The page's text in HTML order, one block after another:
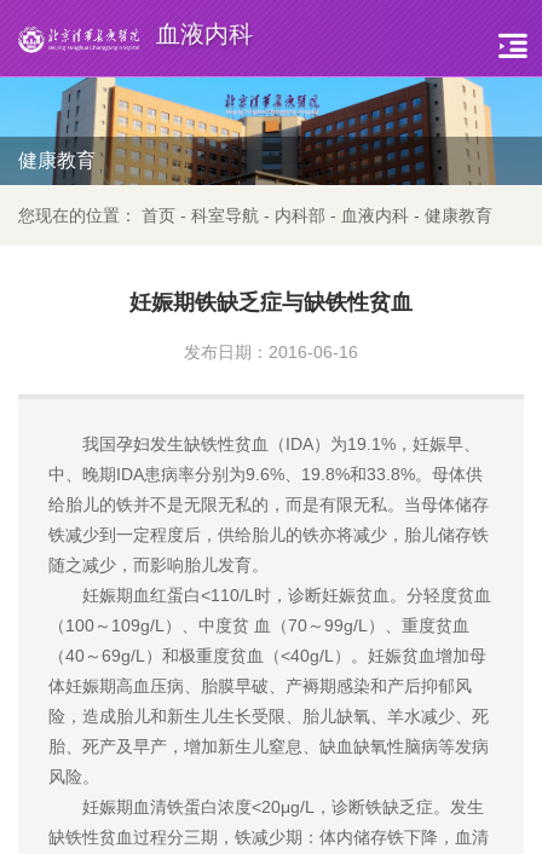
血液内科
健康教育
您现在的位置： 首页 - 科室导航 - 内科部 - 血液内科 - 健康教育
妊娠期铁缺乏症与缺铁性贫血
发布日期：2016-06-16
我国孕妇发生缺铁性贫血（IDA）为19.1%，妊娠早、
中、晚期IDA患病率分别为9.6%、19.8%和33.8%。母体供
给胎儿的铁并不是无限无私的，而是有限无私。当母体储存
铁减少到一定程度后，供给胎儿的铁亦将减少，胎儿储存铁
随之减少，而影响胎儿发育。
妊娠期血红蛋白<110/L时，诊断妊娠贫血。分轻度贫血
（100～109g/L）、中度贫 血（70～99g/L）、重度贫血
（40～69g/L）和极重度贫血（<40g/L）。妊娠贫血增加母
体妊娠期高血压病、胎膜早破、产褥期感染和产后抑郁风
险，造成胎儿和新生儿生长受限、胎儿缺氧、羊水减少、死
胎、死产及早产，增加新生儿窒息、缺血缺氧性脑病等发病
风险。
妊娠期血清铁蛋白浓度<20μg/L，诊断铁缺乏症。发生
缺铁性贫血过程分三期，铁减少期：体内储存铁下降，血清